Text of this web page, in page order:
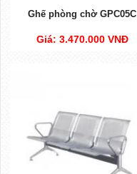
Ghế phòng chờ GPC05C
Giá: 3.470.000 VNĐ